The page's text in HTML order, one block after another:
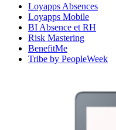
Loyapps Absences
Loyapps Mobile
BI Absence et RH
Risk Mastering
BenefitMe
Tribe by PeopleWeek